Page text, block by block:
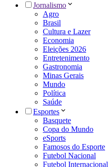
Jornalismo
Agro
Brasil
Cultura e Lazer
Economia
Eleições 2026
Entretenimento
Gastronomia
Minas Gerais
Mundo
Política
Saúde
Esportes
Basquete
Copa do Mundo
eSports
Famosos do Esporte
Futebol Nacional
Futebol Internacional